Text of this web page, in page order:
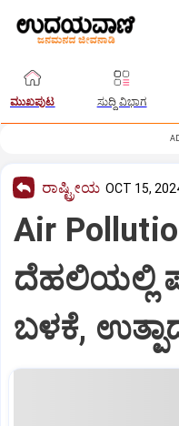
ಮುಖಪುಟ ಸುದ್ದಿ ವಿಭಾಗ
ರಾಷ್ಟ್ರೀಯ OCT 15,
Air
ದೆಹಲಿಯಲ್ಲಿ
ಬಳಕೆ,